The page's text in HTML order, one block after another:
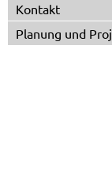
Kontakt
Planung und